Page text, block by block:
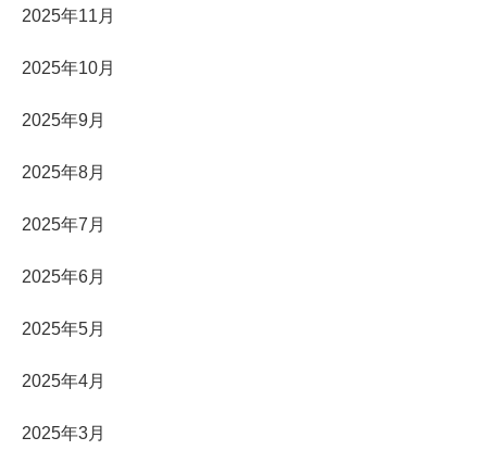
2025年11月
2025年10月
2025年9月
2025年8月
2025年7月
2025年6月
2025年5月
2025年4月
2025年3月